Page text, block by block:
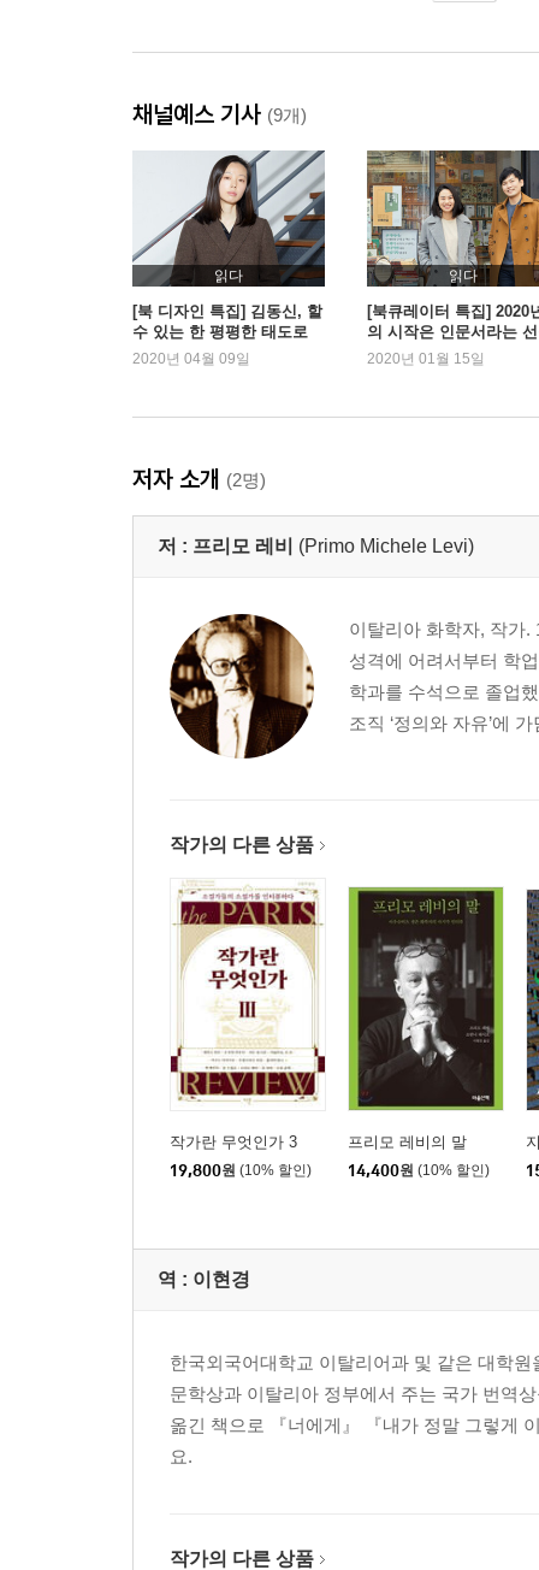
채널예스 기사 (9개)
읽다
[북 디자인 특집] 김동신, 할
수 있는 한 평평한 태도로
2020년 04월 09일
읽다
[북큐레이터 특집] 2020
의 시작은 인문서라는
로
2020년 01월 15일
저자 소개 (2명)
저 : 프리모 레비 (Primo Michele Levi)
이탈리아 화학자, 작가.
성격에 어려서부터 학
학과를 수석으로 졸업
조직 ‘정의와 자유’에
작가의 다른 상품
작가란 무엇인가 3
19,800원 (10% 할인)
프리모 레비의 말
14,400원 (10% 할인)
역 : 이현경
한국외국어대학교 이탈리어과 및 같은 대학
문학상과 이탈리아 정부에서 주는 국가 번역
옮긴 책으로 『너에게』 『내가 정말 그렇게
요.
작가의 다른 상품